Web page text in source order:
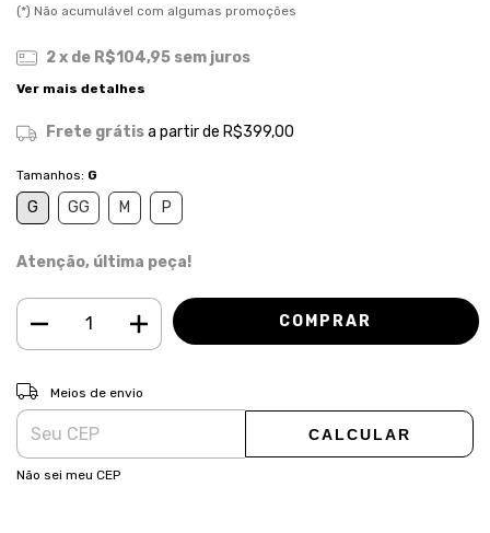
(*) Não acumulável com algumas promoções
2x de R$104,95 sem juros
Ver mais detalhes
Frete grátisa partir de R$399,00
Tamanhos: G
G GG M P
Atenção, última peça!
Entregas para o CEP:
Meios de envio
CALCULAR
Não sei meu CEP